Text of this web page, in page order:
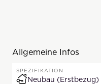
Allgemeine Infos
SPEZIFIKATION
Neubau (Erstbezug)